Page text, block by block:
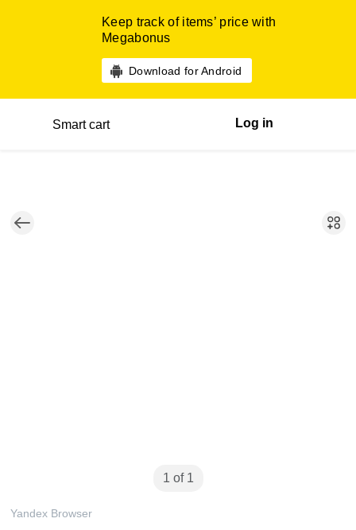
Keep track of items’ price with
Megabonus
Download for Android
Smart cart Log in
1 of 1
Yandex Browser